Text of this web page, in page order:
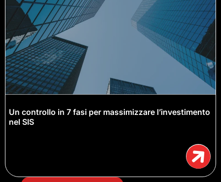
Un controllo in 7 fasi per massimizzare l’investimento
nel SIS